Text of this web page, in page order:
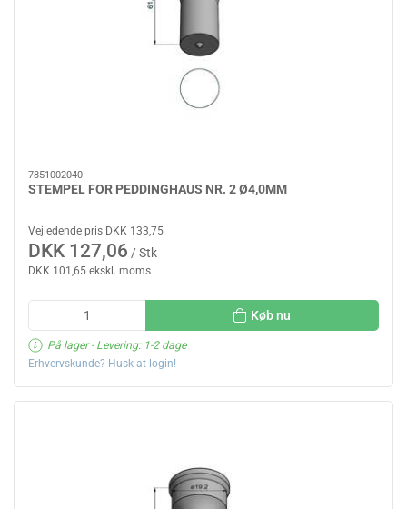
7851002040
STEMPEL FOR PEDDINGHAUS NR. 2 Ø4,0MM
Vejledende pris DKK 133,75
DKK 127,06 / Stk
DKK 101,65 ekskl. moms
Køb nu
På lager- Levering: 1-2 dage
Erhvervskunde? Husk at login!